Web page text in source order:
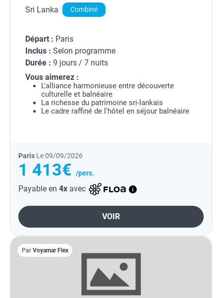
Ôvoyages
Sri Lanka Combiné
Départ : Paris
Inclus : Selon programme
Durée : 9 jours / 7 nuits
Vous aimerez :
L'alliance harmonieuse entre découverte
culturelle et balnéaire
La richesse du patrimoine sri-lankais
Le cadre raffiné de l'hôtel en séjour balnéaire
Paris Le 09/09/2026
1 413€ /pers.
Payable en 4x avec
VOIR
Par Voyamar Flex